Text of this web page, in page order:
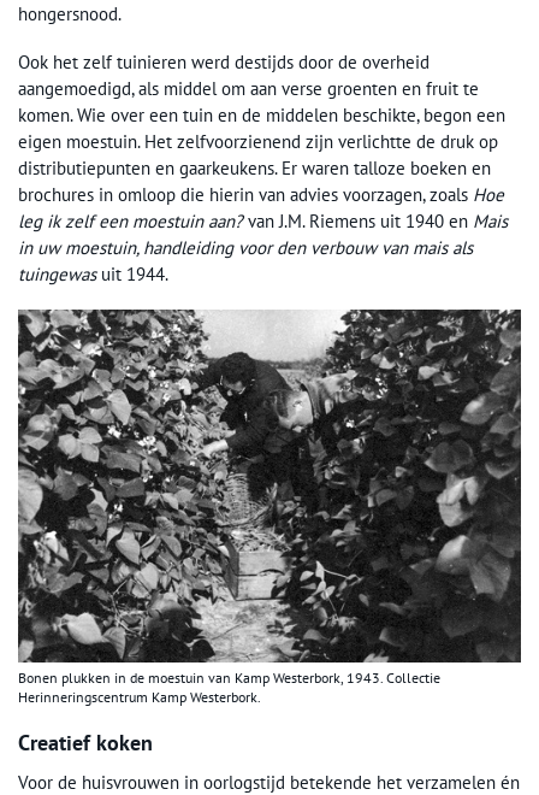
hongersnood.
Ook het zelf tuinieren werd destijds door de overheid
aangemoedigd, als middel om aan verse groenten en fruit te
komen. Wie over een tuin en de middelen beschikte, begon een
eigen moestuin. Het zelfvoorzienend zijn verlichtte de druk op
distributiepunten en gaarkeukens. Er waren talloze boeken en
brochures in omloop die hierin van advies voorzagen, zoals Hoe
leg ik zelf een moestuin aan?van J.M. Riemens uit 1940 en Mais
in uw moestuin, handleiding voor den verbouw van mais als
tuingewasuit 1944.
Bonen plukken in de moestuin van Kamp Westerbork, 1943. Collectie
Herinneringscentrum Kamp Westerbork.
Creatief koken
Voor de huisvrouwen in oorlogstijd betekende het verzamelen én